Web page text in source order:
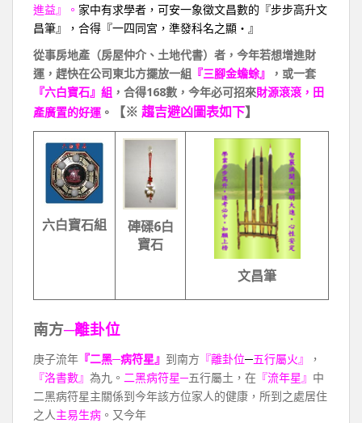
進益』。 家中有求學者，可安一象徵文昌數的『步步高升文
昌筆』，合得『一四同宮，準發科名之顯‧』
從事房地產（房屋仲介、土地代書）者，今年若想增進財
運，趕快在公司東北方擺放一組 『三腳金蟾蜍』
，或一套
『六白寶石』組 ，合得168數，今年必可招來財源滾滾，田
產廣置的好運 。 【※ 趨吉避凶圖表如下】
六白寶石組
硨磲6白
寶石
文昌筆
南方─離卦位
庚子流年 『二黑─病符星』 到南方 『離卦位─五行屬火』
，
『洛書數』 為九。 二黑病符星─五行屬土，在 『流年星』 中
二黑病符星主關係到今年該方位家人的健康，所到之處居住
之人主易生病 。又今年